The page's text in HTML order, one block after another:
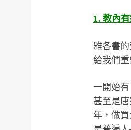
1. 教內
雅各書
給我們重
一開始
甚至是
年，做